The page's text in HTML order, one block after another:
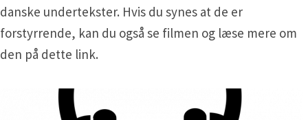
danske undertekster. Hvis du synes at de er
forstyrrende, kan du også se filmen og læse mere om
den på dette link.